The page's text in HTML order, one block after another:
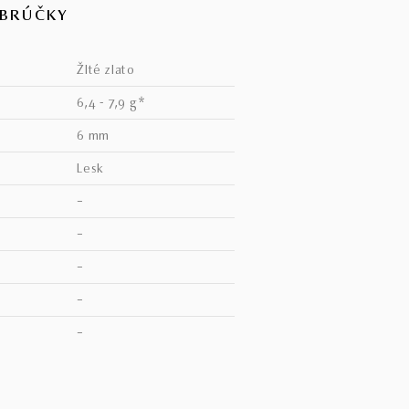
žlté zlato
6,4 - 7,9 g*
6 mm
lesk
–
–
–
–
–